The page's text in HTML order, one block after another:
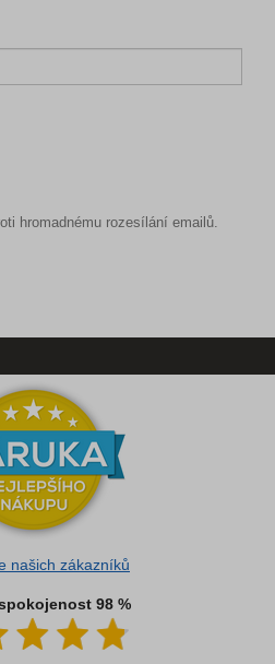
hromadnému rozesílání emailů.
našich zákazníků
98 %